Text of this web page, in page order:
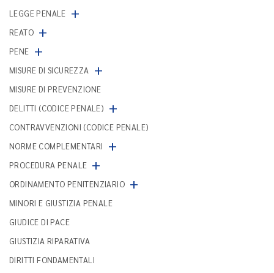
LEGGE PENALE +
REATO +
PENE +
MISURE DI SICUREZZA +
MISURE DI PREVENZIONE
DELITTI (CODICE PENALE) +
CONTRAVVENZIONI (CODICE PENALE)
NORME COMPLEMENTARI
+
PROCEDURA PENALE +
ORDINAMENTO PENITENZIARIO +
MINORI E GIUSTIZIA PENALE
GIUDICE DI PACE
GIUSTIZIA RIPARATIVA
DIRITTI FONDAMENTALI